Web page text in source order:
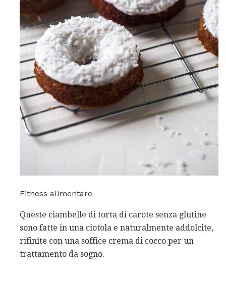
Fitness alimentare
Queste ciambelle di torta di carote senza glutine
sono fatte in una ciotola e naturalmente addolcite,
rifinite con una soffice crema di cocco per un
trattamento da sogno.